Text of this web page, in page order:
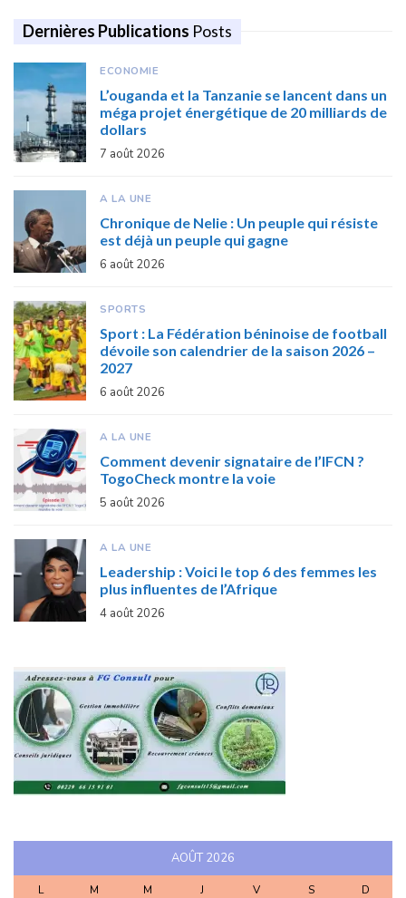
Dernières Publications Posts
ECONOMIE
L’ouganda et la Tanzanie se lancent dans un
méga projet énergétique de 20 milliards de
dollars
7 août 2026
A LA UNE
Chronique de Nelie : Un peuple qui résiste
est déjà un peuple qui gagne
6 août 2026
SPORTS
Sport : La Fédération béninoise de football
dévoile son calendrier de la saison 2026 –
2027
6 août 2026
A LA UNE
Comment devenir signataire de l’IFCN ?
TogoCheck montre la voie
5 août 2026
A LA UNE
Leadership : Voici le top 6 des femmes les
plus influentes de l’Afrique
4 août 2026
AOÛT 2026
L M M J V S D